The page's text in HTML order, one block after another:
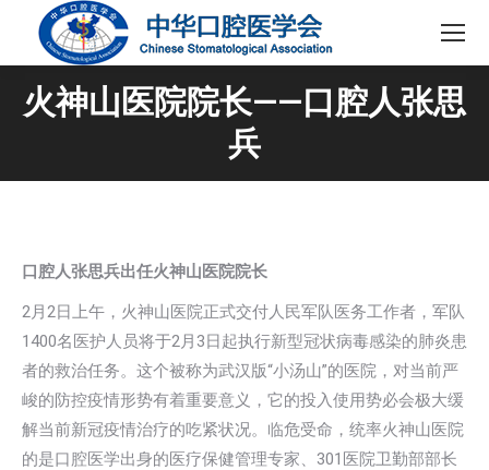
火神山医院院长——口腔人张思
兵
口腔人张思兵出任火神山医院院长
2月2日上午，火神山医院正式交付人民军队医务工作者，军队
1400名医护人员将于2月3日起执行新型冠状病毒感染的肺炎患
者的救治任务。这个被称为武汉版“小汤山”的医院，对当前严
峻的防控疫情形势有着重要意义，它的投入使用势必会极大缓
解当前新冠疫情治疗的吃紧状况。临危受命，统率火神山医院
的是口腔医学出身的医疗保健管理专家、301医院卫勤部部长